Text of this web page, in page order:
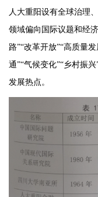
人大重阳设有全球治理
领域偏向国际议题和经
路”“改革开放”“高质量
通”“气候变化”“乡村振
发展热点。